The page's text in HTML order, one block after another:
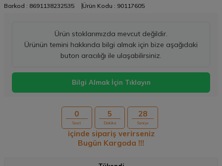
Barkod : 8691138232535 Ürün Kodu : 90117605
Ürün stoklarımızda mevcut değildir.
Ürünün temini hakkında bilgi almak için bize aşağıdaki
buton aracılığı ile ulaşabilirsiniz.
Bilgi Almak İçin Tıklayın
0
Saat
5
Dakika
28
Saniye
içinde sipariş verirseniz
Bugün Kargoda !!!